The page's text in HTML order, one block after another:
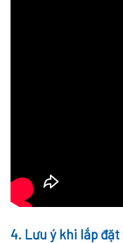
4. Lưu ý khi lắp đặt